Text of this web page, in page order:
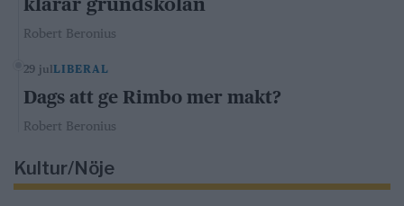
Robert Beronius
29 julLIBERAL
Dags att ge Rimbo mer makt?
Robert Beronius
Kultur/Nöje